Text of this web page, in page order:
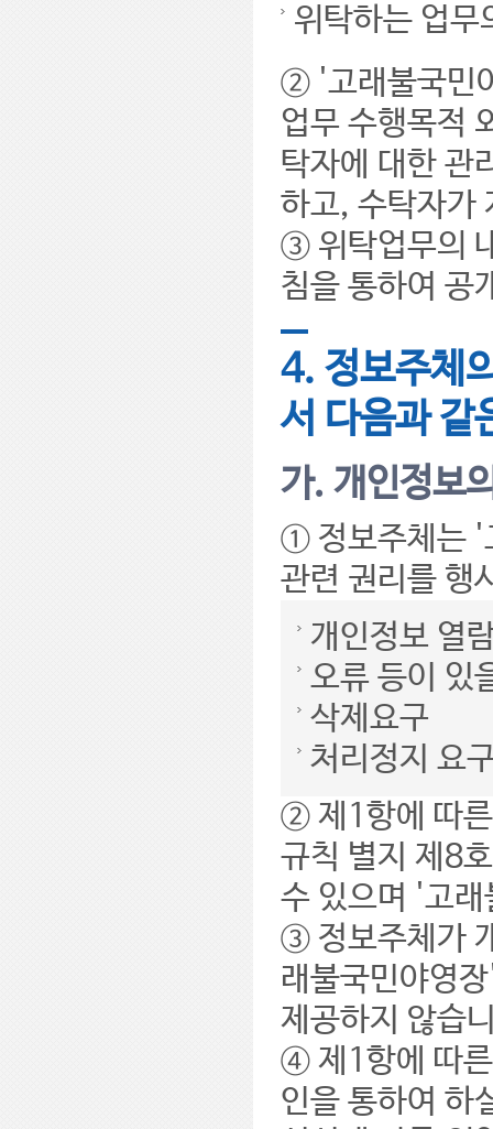
위탁하는 업무
② '고래불국민
업무 수행목적
탁자에 대한 관
하고, 수탁자가
③ 위탁업무의
침을 통하여 공
4. 정보주체
서 다음과 같
가. 개인정보
① 정보주체는 '
관련 권리를 행
개인정보 열
오류 등이 있
삭제요구
처리정지 요
② 제1항에 따
규칙 별지 제8
수 있으며 '고
③ 정보주체가
래불국민야영
제공하지 않습
④ 제1항에 따른
인을 통하여 하